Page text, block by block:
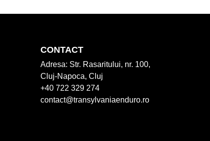
CONTACT
Adresa: Str. Rasaritului, nr. 100,
Cluj-Napoca, Cluj
+40 722 329 274
contact@transylvaniaenduro.ro